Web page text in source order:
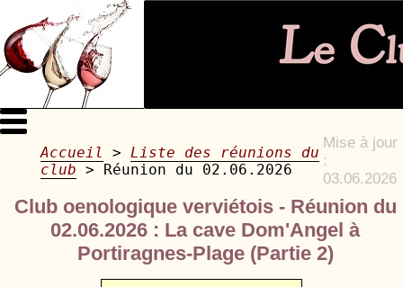
Accueil > Liste des réunions du
club > Réunion du 02.06.2026
Mise à jour
:
03.06.2026
Club oenologique verviétois - Réunion du
02.06.2026 : La cave Dom'Angel à
Portiragnes-Plage (Partie 2)